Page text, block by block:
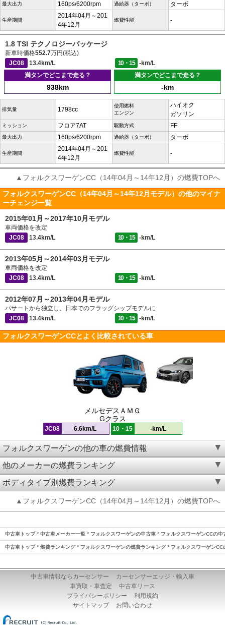
最大出力 160ps/6200rpm 過給器（ターボ） ターボ
生産期間
2014年04月～201
4年12月
燃費性能 -
1.8 TSI テクノロジーパッケージ
新車時価格552.7万円(税込)
JC08
13.4km/L 10・15
-km/L
満タンでどこまで走る？
938km
満タンでどこまで走る？
-km
排気量 1798cc
使用燃料
エンジン
ハイオク
ガソリン
ミッション フロア7AT 駆動方式 FF
最大出力 160ps/6200rpm 過給器（ターボ） ターボ
生産期間
2014年04月～201
4年12月
燃費性能 -
▲フォルクスワーゲンCC（14年04月～14年12月）の燃費TOPへ
フォルクスワーゲンCC（14年04月～14年12月モデル）の他のマイナ
ーチェンジ一覧
2015年01月～2017年10月モデル
車両価格を改定
JC08
13.4km/L 10・15 -km/L
2013年05月～2014年03月モデル
車両価格を改定
JC08
13.4km/L 10・15 -km/L
2012年07月～2013年04月モデル
パサートから独立し、日本でのフラッグシップモデルに
JC08
13.4km/L 10・15 -km/L
フォルクスワーゲンCCとよく比較されている車
メルセデスＡＭＧ
Gクラス
JC08 6.6km/L 10・15 -km/L
フォルクスワーゲンの他の車の燃費情報
他のメーカーの燃費ランキング
ボディタイプ別燃費ランキング
▲フォルクスワーゲンCC（14年04月～14年12月）の燃費TOPへ
中古車トップ 中古車メーカー一覧 フォルクスワーゲンの中古車 フォルクスワーゲンCCの中
中古車トップ 燃費ランキング フォルクスワーゲンの燃費ランキング フォルクスワーゲンCC
中古車情報ならカーセンサー
カーセンサーエッジ・輸入車
車買取・車査定
中古車リース
プライバシーポリシー
利用規約
サイトマップ
お問い合わせ